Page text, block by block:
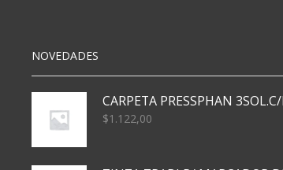
NOVEDADES
$1.122,00